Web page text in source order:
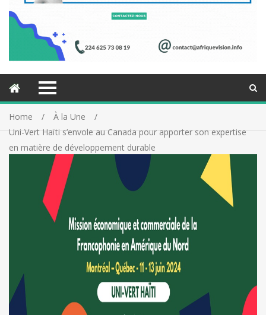
Home
À la Une
Uni-Vert Haïti s’envole au Canada pour apporter son expertise
en matière de développement durable